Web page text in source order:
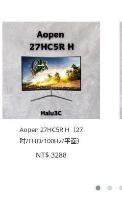
Aopen 27HC5R H（27
吋/FHD/100Hz/平面）
NT$ 3288